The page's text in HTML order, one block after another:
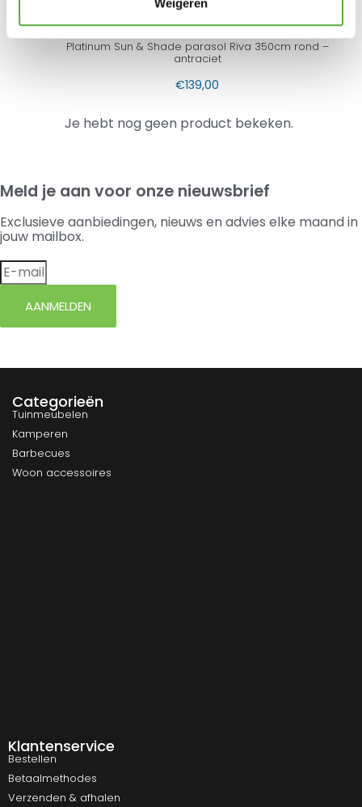
€139,00
Platinum Sun & Shade parasol Riva 350cm rond –
antraciet
€139,00
Je hebt nog geen product bekeken.
Meld je aan voor onze nieuwsbrief
Exclusieve aanbiedingen, nieuws en advies elke maand in
jouw mailbox.
AANMELDEN
Categorieën
Tuinmeubelen
Kamperen
Barbecues
Woon accessoires
Klantenservice
Bestellen
Betaalmethodes
Verzenden & afhalen